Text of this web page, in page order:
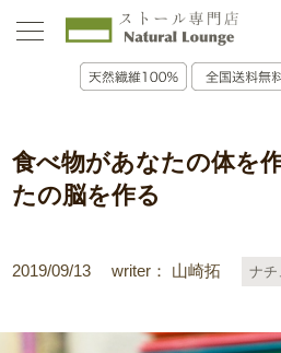
2019/09/13 writer： 山崎拓 ナチ
食べ物があなたの体を
たの脳を作る